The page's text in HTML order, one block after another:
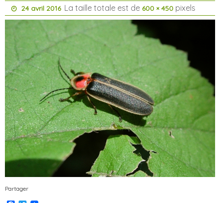
24 avril 2016 La taille totale est de 600 × 450 pixels
Partager